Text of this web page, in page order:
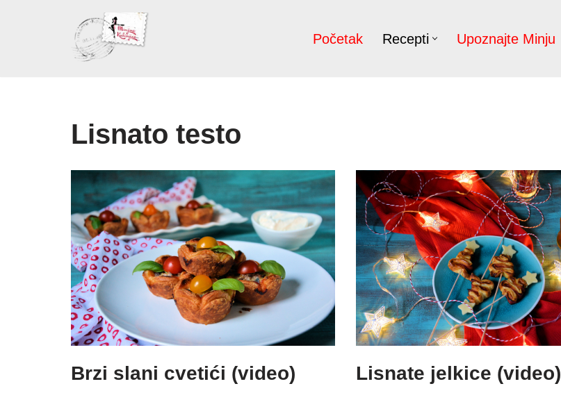
Početak Recepti Upoznajte Minju
Lisnato testo
Brzi slani cvetići (video) Lisnate jelkice (video)